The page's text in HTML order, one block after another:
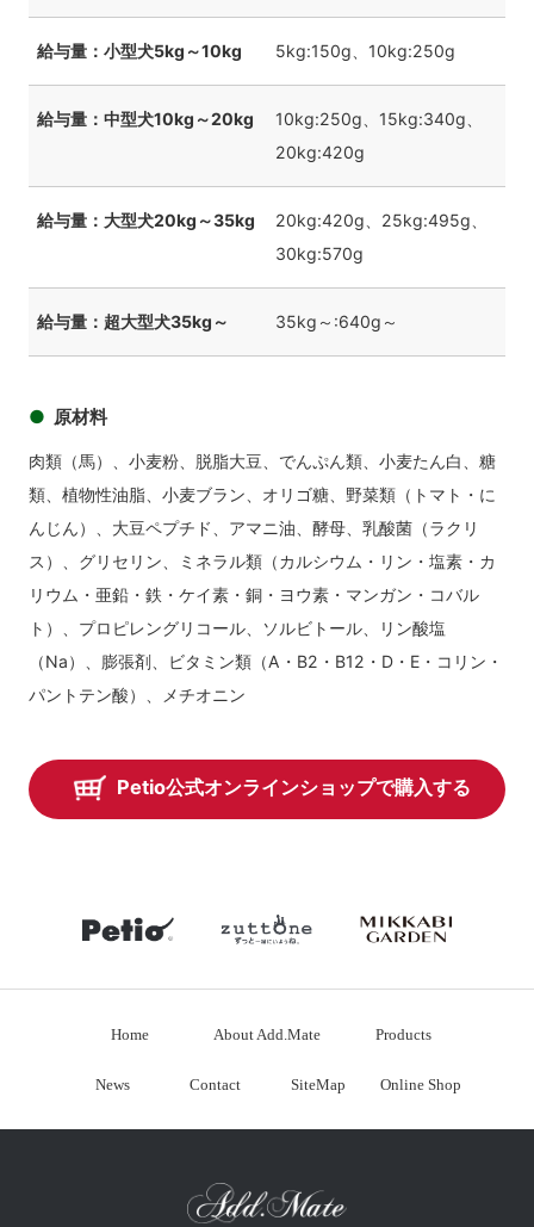
給与量：小型犬5kg～10kg 5kg:150g、10kg:250g
給与量：中型犬10kg～20kg
10kg:250g、15kg:340g、
20kg:420g
給与量：大型犬20kg～35kg
20kg:420g、25kg:495g、
30kg:570g
給与量：超大型犬35kg～ 35kg～:640g～
原材料
肉類（馬）、小麦粉、脱脂大豆、でんぷん類、小麦たん白、糖
類、植物性油脂、小麦ブラン、オリゴ糖、野菜類（トマト・に
んじん）、大豆ペプチド、アマニ油、酵母、乳酸菌（ラクリ
ス）、グリセリン、ミネラル類（カルシウム・リン・塩素・カ
リウム・亜鉛・鉄・ケイ素・銅・ヨウ素・マンガン・コバル
ト）、プロピレングリコール、ソルビトール、リン酸塩
（Na）、膨張剤、ビタミン類（A・B2・B12・D・E・コリン・
パントテン酸）、メチオニン
Petio公式オンラインショップで購入する
Home About Add.Mate Products
News Contact SiteMap Online Shop